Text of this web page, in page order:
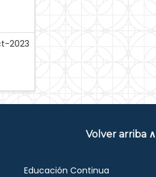
2023
Volver arriba ∧
Educación Continua